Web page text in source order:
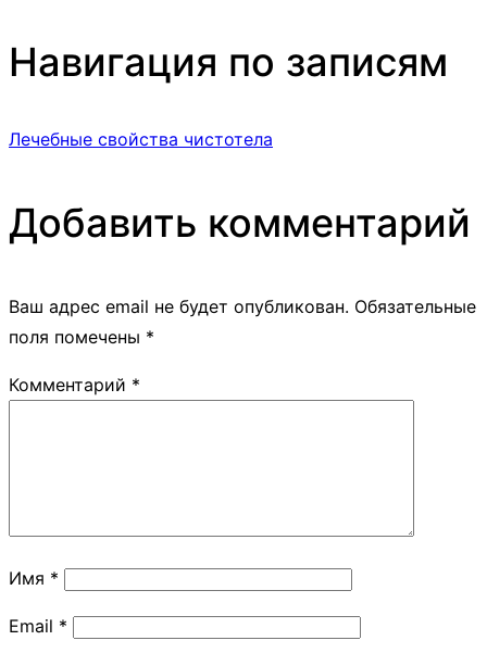
Навигация по записям
Лечебные свойства чистотела
Добавить комментарий
Ваш адрес email не будет опубликован. Обязательные
поля помечены *
Комментарий *
Имя *
Email *